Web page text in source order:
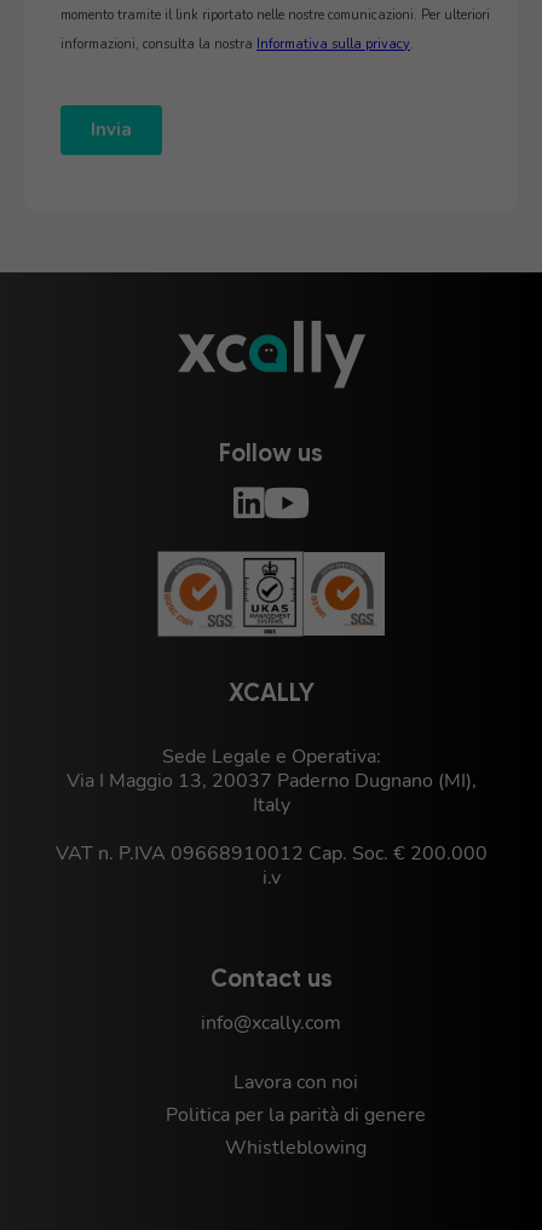
XCALLY
Sede Legale e Operativa:
Via I Maggio 13, 20037 Paderno Dugnano (MI),
Italy
VAT n. P.IVA 09668910012 Cap. Soc. € 200.000
i.v
Contact us
info@xcally.com
Lavora con noi
Politica per la parità di genere
Whistleblowing
Follow us